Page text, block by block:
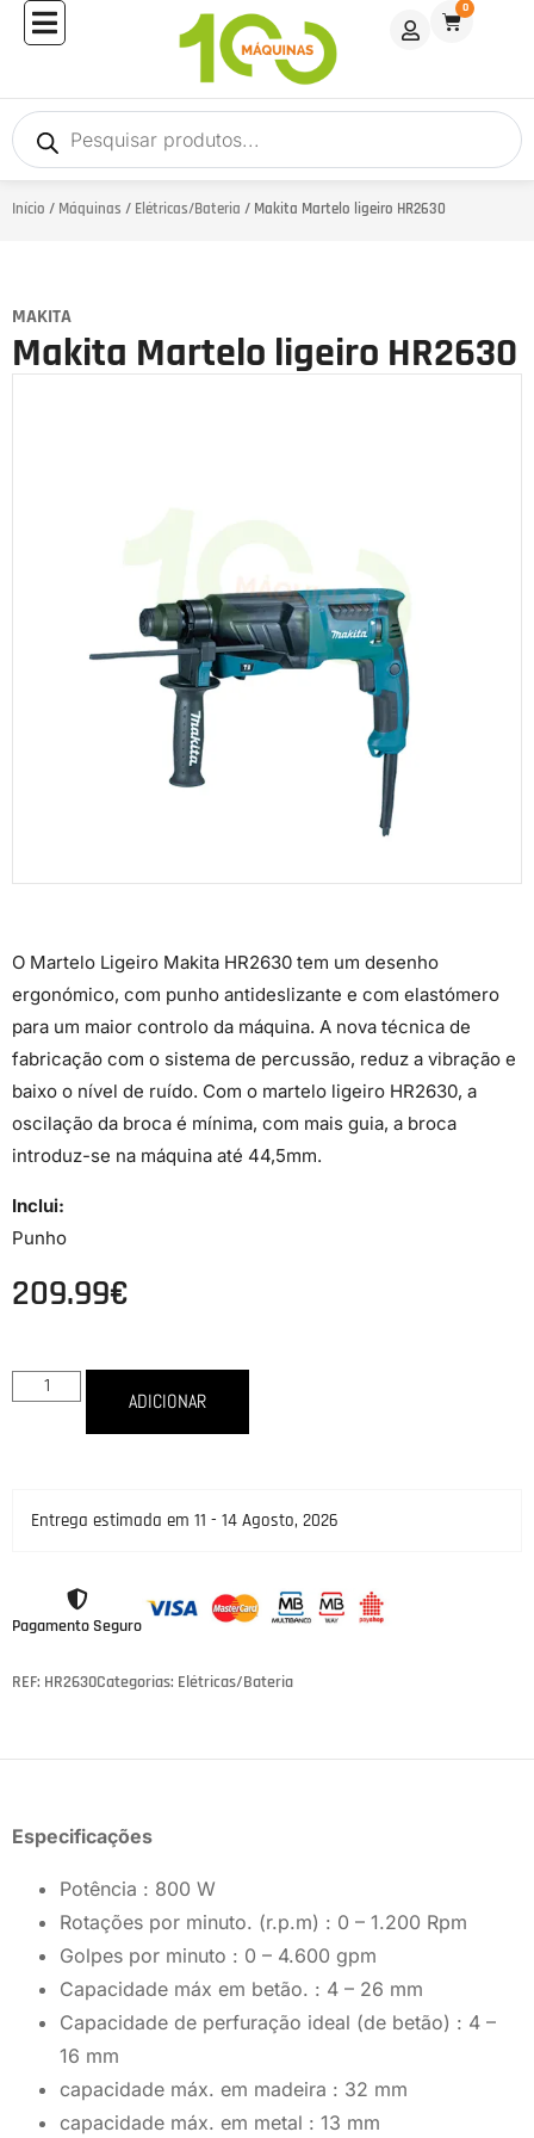
0
Início / Máquinas / Elétricas/Bateria / Makita Martelo ligeiro HR2630
MAKITA
Makita Martelo ligeiro HR2630
O Martelo Ligeiro Makita HR2630 tem um desenho
ergonómico, com punho antideslizante e com elastómero
para um maior controlo da máquina. A nova técnica de
fabricação com o sistema de percussão, reduz a vibração e
baixo o nível de ruído. Com o martelo ligeiro HR2630, a
oscilação da broca é mínima, com mais guia, a broca
introduz-se na máquina até 44,5mm.
Inclui:
Punho
209.99€
ADICIONAR
Entrega estimada em 11 - 14 Agosto, 2026
Pagamento Seguro
REF: HR2630Categorias: Elétricas/Bateria
Especificações
Potência : 800 W
Rotações por minuto. (r.p.m) : 0 – 1.200 Rpm
Golpes por minuto : 0 – 4.600 gpm
Capacidade máx em betão. : 4 – 26 mm
Capacidade de perfuração ideal (de betão) : 4 –
16 mm
capacidade máx. em madeira : 32 mm
capacidade máx. em metal : 13 mm